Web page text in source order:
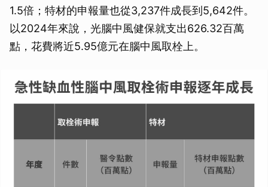
1.5倍；特材的申報量也從3,237件成長到5,642件。
以2024年來說，光腦中風健保就支出626.32百萬
點，花費將近5.95億元在腦中風取栓上。